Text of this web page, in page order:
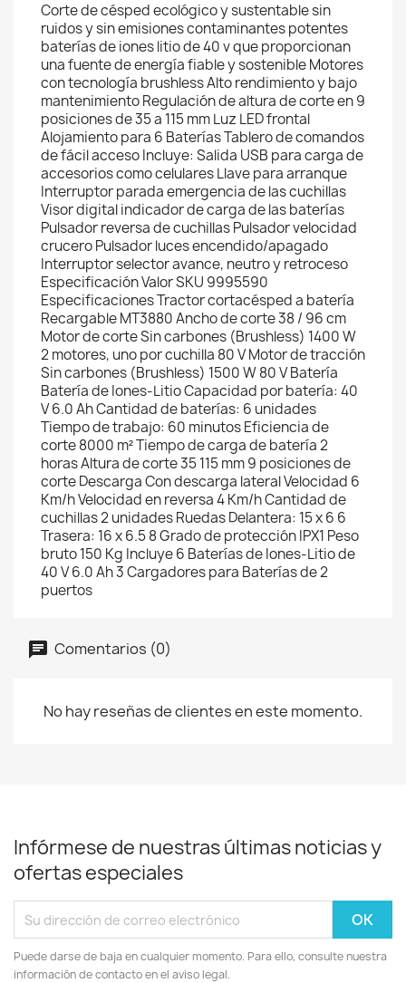
Corte de césped ecológico y sustentable sin
ruidos y sin emisiones contaminantes potentes
baterías de iones litio de 40 v que proporcionan
una fuente de energía fiable y sostenible Motores
con tecnología brushless Alto rendimiento y bajo
mantenimiento Regulación de altura de corte en 9
posiciones de 35 a 115 mm Luz LED frontal
Alojamiento para 6 Baterías Tablero de comandos
de fácil acceso Incluye: Salida USB para carga de
accesorios como celulares Llave para arranque
Interruptor parada emergencia de las cuchillas
Visor digital indicador de carga de las baterías
Pulsador reversa de cuchillas Pulsador velocidad
crucero Pulsador luces encendido/apagado
Interruptor selector avance, neutro y retroceso
Especificación Valor SKU 9995590
Especificaciones Tractor cortacésped a batería
Recargable MT3880 Ancho de corte 38 / 96 cm
Motor de corte Sin carbones (Brushless) 1400 W
2 motores, uno por cuchilla 80 V Motor de tracción
Sin carbones (Brushless) 1500 W 80 V Batería
Batería de Iones-Litio Capacidad por batería: 40
V 6.0 Ah Cantidad de baterías: 6 unidades
Tiempo de trabajo: 60 minutos Eficiencia de
corte 8000 m² Tiempo de carga de batería 2
horas Altura de corte 35 115 mm 9 posiciones de
corte Descarga Con descarga lateral Velocidad 6
Km/h Velocidad en reversa 4 Km/h Cantidad de
cuchillas 2 unidades Ruedas Delantera: 15 x 6 6
Trasera: 16 x 6.5 8 Grado de protección IPX1 Peso
bruto 150 Kg Incluye 6 Baterías de Iones-Litio de
40 V 6.0 Ah 3 Cargadores para Baterías de 2
puertos
Comentarios (0)
No hay reseñas de clientes en este momento.
Infórmese de nuestras últimas noticias y
ofertas especiales
Puede darse de baja en cualquier momento. Para ello, consulte nuestra
información de contacto en el aviso legal.